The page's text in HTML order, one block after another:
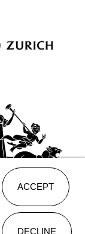
ACCEPT
DECLINE